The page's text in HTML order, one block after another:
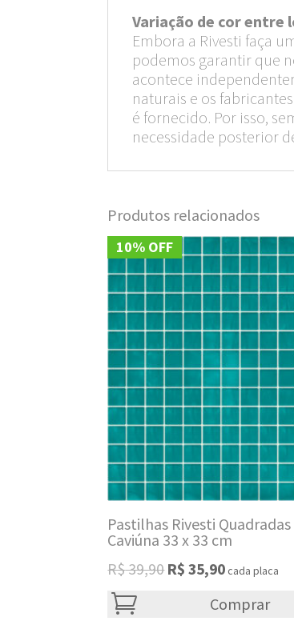
Variação de cor entre
Embora a Rivesti faça
podemos garantir que
acontece
naturais e os
é fornecido. Por isso,
necessidade posterior
Produtos relacionados
10% OFF
Pastilhas Rivesti
Caviúna 33 x 33 cm
R$39,90 Original
R$ 35,90Current
is:
cada placa
Comprar